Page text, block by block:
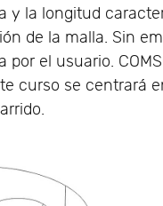
y la longitud
de la malla. Sin
por el usuario.
curso se centrará